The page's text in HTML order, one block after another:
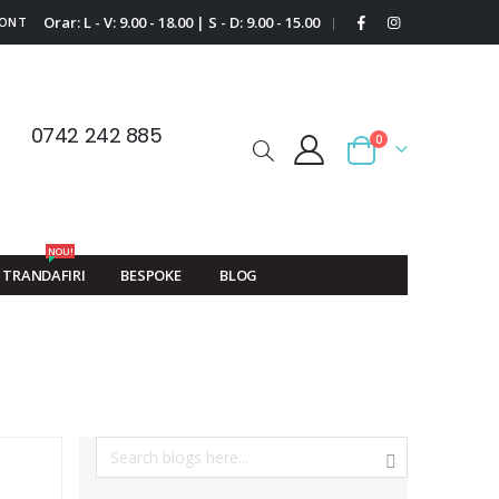
Orar: L - V: 9.00 - 18.00 | S - D: 9.00 - 15.00 |
0742 242 885
Cart
0
TRANDAFIRI
NOU!
BESPOKE BLOG